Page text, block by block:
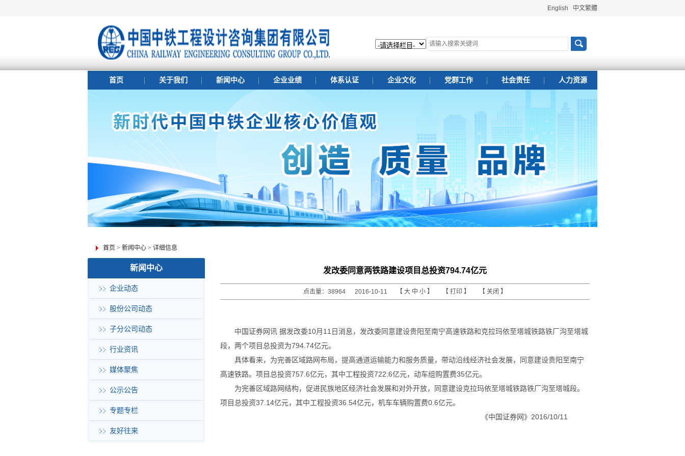
English 中文繁體
首页 关于我们 新闻中心 企业业绩 体系认证 企业文化 党群工作 社会责任 人力资源
首页 > 新闻中心 > 详细信息
新闻中心
企业动态
股份公司动态
子分公司动态
行业资讯
媒体聚焦
公示公告
专题专栏
友好往来
发改委同意两铁路建设项目总投资794.74亿元
点击量：38964 2016-10-11 【 大 中 小 】 【 打印 】 【 关闭 】
中国证券网讯 据发改委10月11日消息，发改委同意建设贵阳至南宁高速铁路和克拉玛依至塔城铁路铁厂沟至塔城
段，两个项目总投资为794.74亿元。
具体看来，为完善区域路网布局，提高通道运输能力和服务质量，带动沿线经济社会发展，同意建设贵阳至南宁
高速铁路。项目总投资757.6亿元，其中工程投资722.6亿元，动车组购置费35亿元。
为完善区域路网结构，促进民族地区经济社会发展和对外开放，同意建设克拉玛依至塔城铁路铁厂沟至塔城段。
项目总投资37.14亿元，其中工程投资36.54亿元，机车车辆购置费0.6亿元。
《中国证券网》2016/10/11